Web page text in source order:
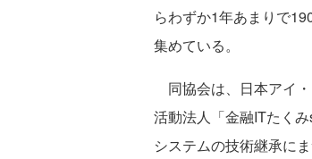
らわずか1年あまりで
集めている。
同協会は、日本アイ
活動法人「金融ITたく
システムの技術継承に